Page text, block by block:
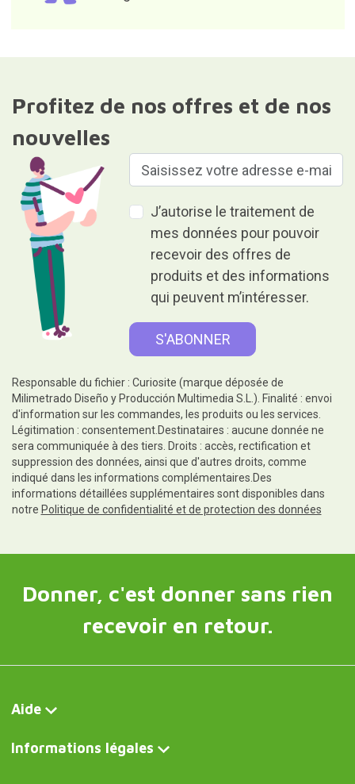
Profitez de nos offres et de nos
nouvelles
J’autorise le traitement de
mes données pour pouvoir
recevoir des offres de
produits et des informations
qui peuvent m’intéresser.
Responsable du fichier : Curiosite (marque déposée de
Milimetrado Diseño y Producción Multimedia S.L.). Finalité : envoi
d'information sur les commandes, les produits ou les services.
Légitimation : consentement.Destinataires : aucune donnée ne
sera communiquée à des tiers. Droits : accès, rectification et
suppression des données, ainsi que d'autres droits, comme
indiqué dans les informations complémentaires.Des
informations détaillées supplémentaires sont disponibles dans
notre Politique de confidentialité et de protection des données
Donner, c'est donner sans rien
recevoir en retour.
Aide
Informations légales